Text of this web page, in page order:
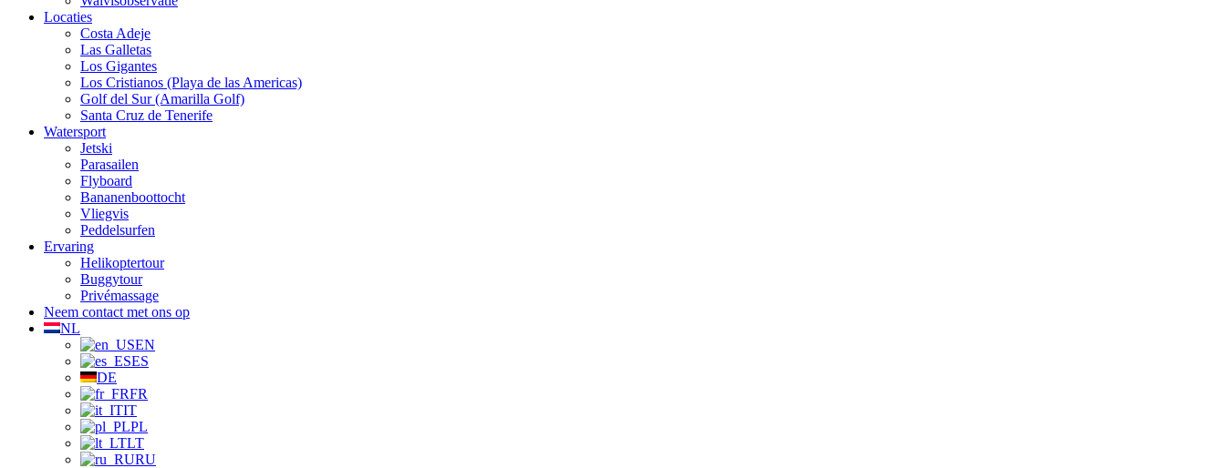
Locaties
Costa Adeje
Las Galletas
Los Gigantes
Los Cristianos (Playa de las Americas)
Golf del Sur (Amarilla Golf)
Santa Cruz de Tenerife
Watersport
Jetski
Parasailen
Flyboard
Bananenboottocht
Vliegvis
Peddelsurfen
Ervaring
Helikoptertour
Buggytour
Privémassage
Neem contact met ons op
NL
EN
ES
DE
FR
IT
PL
LT
RU